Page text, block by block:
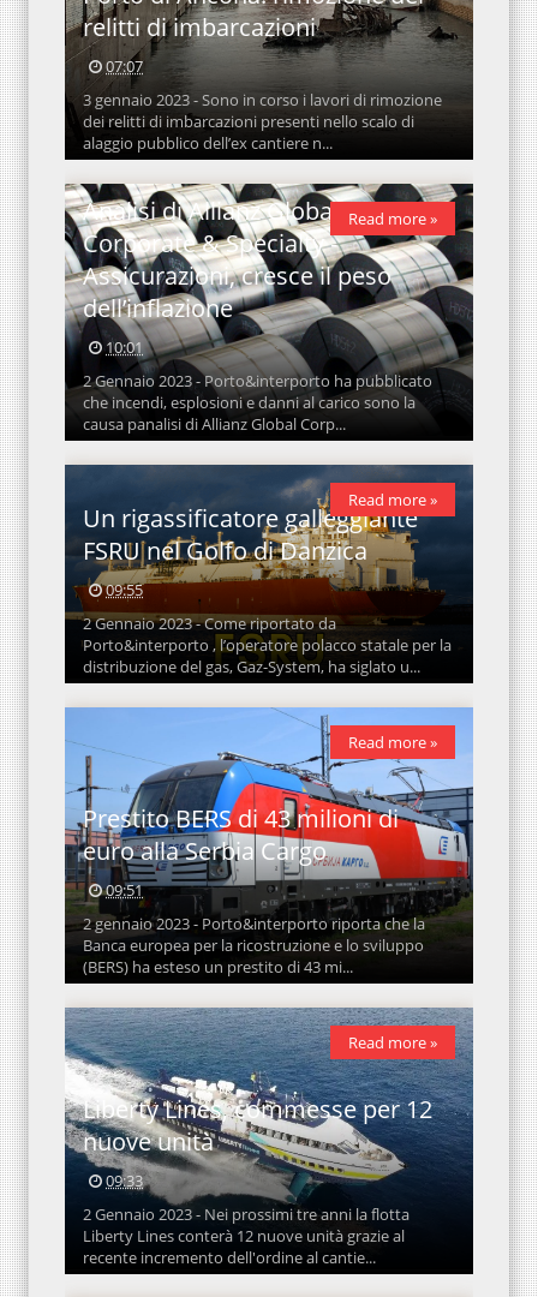
relitti di imbarcazioni
07:07
3 gennaio 2023 - Sono in corso i lavori di rimozione
dei relitti di imbarcazioni presenti nello scalo di
alaggio pubblico dell’ex cantiere n...
Analisi di Allianz Global
Corporate & Specialty -
Assicurazioni, cresce il peso
dell’inflazione
10:01
2 Gennaio 2023 - Porto&interporto ha pubblicato
che incendi, esplosioni e danni al carico sono la
causa panalisi di Allianz Global Corp...
Read more »
Un rigassificatore galleggiante
FSRU nel Golfo di Danzica
09:55
2 Gennaio 2023 - Come riportato da
Porto&interporto , l’operatore polacco statale per la
distribuzione del gas, Gaz-System, ha siglato u...
Read more »
Prestito BERS di 43 milioni di
euro alla Serbia Cargo
09:51
2 gennaio 2023 - Porto&interporto riporta che la
Banca europea per la ricostruzione e lo sviluppo
(BERS) ha esteso un prestito di 43 mi...
Read more »
Liberty Lines, commesse per 12
nuove unità
09:33
2 Gennaio 2023 - Nei prossimi tre anni la flotta
Liberty Lines conterà 12 nuove unità grazie al
recente incremento dell'ordine al cantie...
Read more »